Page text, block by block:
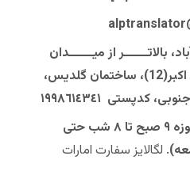
alptranslator
بالاتــــــر از ميــــــدان
كـــــــــــاج، بعد از علی اکبر(12)، ساختمان گلديس،
ساعات کاری: همه ‌روزه ۹ صبح تا ۸ شب حتی
. لگالایز سفارت امارات